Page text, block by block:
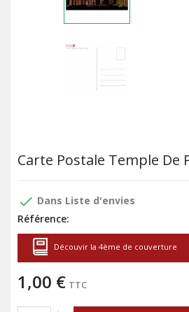
Carte Postale Temple De
done Dans Liste d'envies
Référence:
Découvir la 4ème de couverture
1,00 € TTC